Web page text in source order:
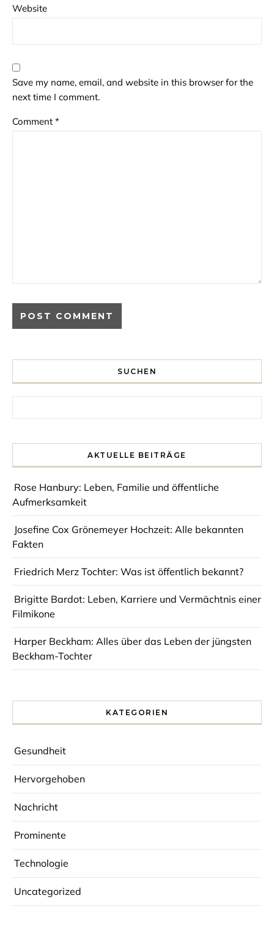
Website
Save my name, email, and website in this browser for the
next time I comment.
Comment *
SUCHEN
AKTUELLE BEITRÄGE
Rose Hanbury: Leben, Familie und öffentliche
Aufmerksamkeit
Josefine Cox Grönemeyer Hochzeit: Alle bekannten
Fakten
Friedrich Merz Tochter: Was ist öffentlich bekannt?
Brigitte Bardot: Leben, Karriere und Vermächtnis einer
Filmikone
Harper Beckham: Alles über das Leben der jüngsten
Beckham-Tochter
KATEGORIEN
Gesundheit
Hervorgehoben
Nachricht
Prominente
Technologie
Uncategorized